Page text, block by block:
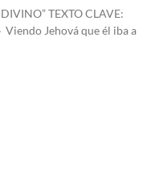
TEXTO CLAVE:
Jehová que él iba a